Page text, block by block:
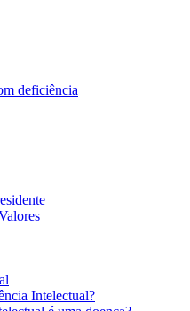
deficiência
Intelectual?